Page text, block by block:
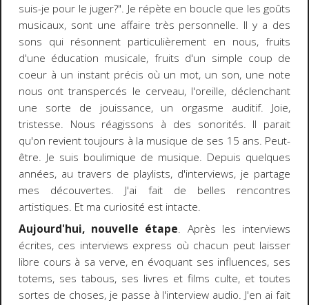
suis-je pour le juger?". Je répète en boucle que les goûts
musicaux, sont une affaire très personnelle. Il y a des
sons qui résonnent particulièrement en nous, fruits
d'une éducation musicale, fruits d'un simple coup de
coeur à un instant précis où un mot, un son, une note
nous ont transpercés le cerveau, l'oreille, déclenchant
une sorte de jouissance, un orgasme auditif. Joie,
tristesse. Nous réagissons à des sonorités. Il parait
qu'on revient toujours à la musique de ses 15 ans. Peut-
être. Je suis boulimique de musique. Depuis quelques
années, au travers de playlists, d'interviews, je partage
mes découvertes. J'ai fait de belles rencontres
artistiques. Et ma curiosité est intacte.
Aujourd'hui, nouvelle étape. Après les interviews
écrites, ces interviews express où chacun peut laisser
libre cours à sa verve, en évoquant ses influences, ses
totems, ses tabous, ses livres et films culte, et toutes
sortes de choses, je passe à l'interview audio. J'en ai fait